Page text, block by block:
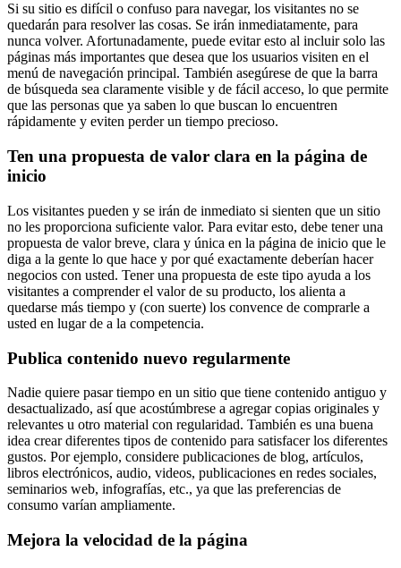
Si su sitio es difícil o confuso para navegar, los visitantes no se
quedarán para resolver las cosas. Se irán inmediatamente, para
nunca volver. Afortunadamente, puede evitar esto al incluir solo las
páginas más importantes que desea que los usuarios visiten en el
menú de navegación principal. También asegúrese de que la barra
de búsqueda sea claramente visible y de fácil acceso, lo que permite
que las personas que ya saben lo que buscan lo encuentren
rápidamente y eviten perder un tiempo precioso.
Ten una propuesta de valor clara en la página de
inicio
Los visitantes pueden y se irán de inmediato si sienten que un sitio
no les proporciona suficiente valor. Para evitar esto, debe tener una
propuesta de valor breve, clara y única en la página de inicio que le
diga a la gente lo que hace y por qué exactamente deberían hacer
negocios con usted. Tener una propuesta de este tipo ayuda a los
visitantes a comprender el valor de su producto, los alienta a
quedarse más tiempo y (con suerte) los convence de comprarle a
usted en lugar de a la competencia.
Publica contenido nuevo regularmente
Nadie quiere pasar tiempo en un sitio que tiene contenido antiguo y
desactualizado, así que acostúmbrese a agregar copias originales y
relevantes u otro material con regularidad. También es una buena
idea crear diferentes tipos de contenido para satisfacer los diferentes
gustos. Por ejemplo, considere publicaciones de blog, artículos,
libros electrónicos, audio, videos, publicaciones en redes sociales,
seminarios web, infografías, etc., ya que las preferencias de
consumo varían ampliamente.
Mejora la velocidad de la página